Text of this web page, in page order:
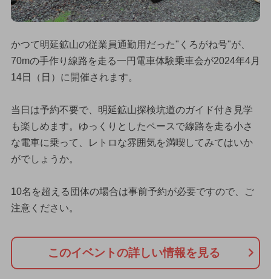
かつて明延鉱山の従業員通勤用だった"くろがね号"が、
70mの手作り線路を走る一円電車体験乗車会が2024年4月
14日（日）に開催されます。
当日は予約不要で、明延鉱山探検坑道のガイド付き見学
も楽しめます。ゆっくりとしたペースで線路を走る小さ
な電車に乗って、レトロな雰囲気を満喫してみてはいか
がでしょうか。
10名を超える団体の場合は事前予約が必要ですので、ご
注意ください。
このイベントの詳しい情報を見る